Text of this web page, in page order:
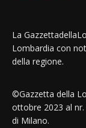
La
Lombardia con
della regione.
©Gazzetta della
ottobre 2023 al
di Milano.